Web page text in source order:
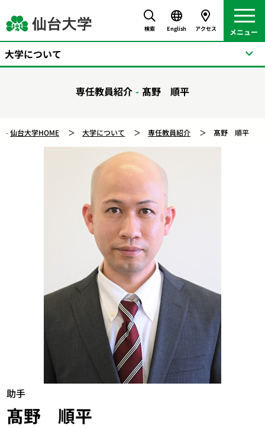
検索 English アクセス
専任教員紹介 髙野 順平
仙台大学HOME 大学について 専任教員紹介 髙野 順平
助手
髙野 順平
大学について